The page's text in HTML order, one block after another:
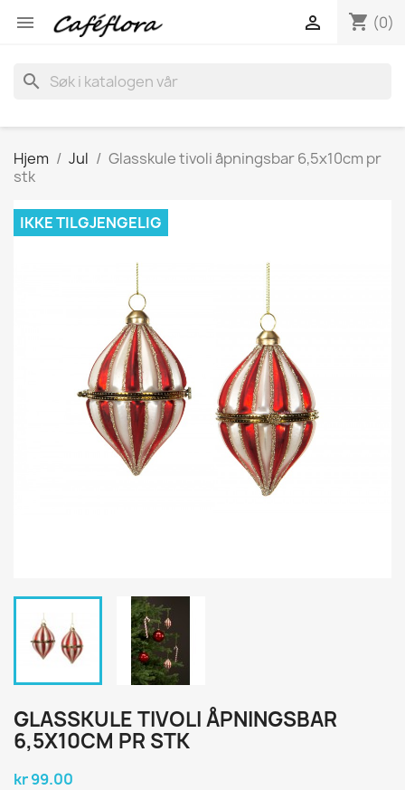
 shopping_cart (0)

search
Hjem Jul
Glasskule tivoli åpningsbar 6,5x10cm pr
stk
IKKE TILGJENGELIG
GLASSKULE TIVOLI ÅPNINGSBAR
6,5X10CM PR STK
kr 99.00